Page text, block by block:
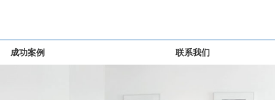
成功案例 联系我们